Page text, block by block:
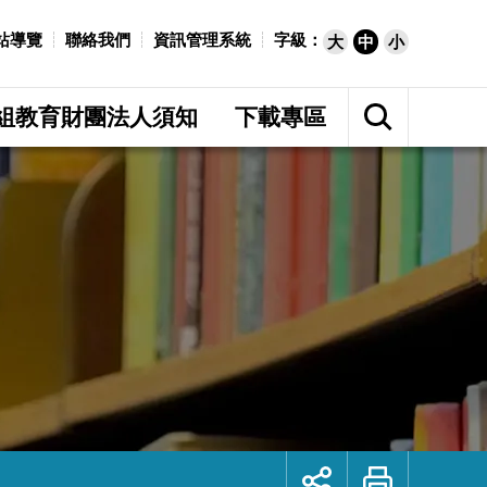
導覽 聯絡我們 資訊管理系統 字級： 大 中 小
教育財團法人須知 下載專區
展
開
網
站
尋
展
列